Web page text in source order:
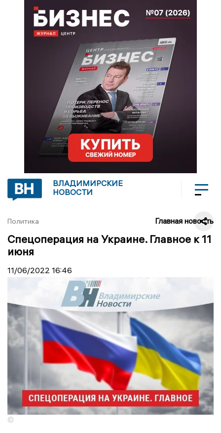
ВЛАДИМИРСКИЕ
НОВОСТИ
Политика Главная новость
Спецоперация на Украине. Главное к 11
июня
11/06/2022 16:46
©